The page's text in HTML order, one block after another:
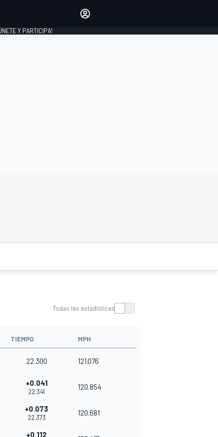
Y PARTICIPA!
Todas las estadísticas
TIEMPO MPH
22.300 121.076
+0.041
22.341
120.854
+0.073
22.373
120.681
+0.112